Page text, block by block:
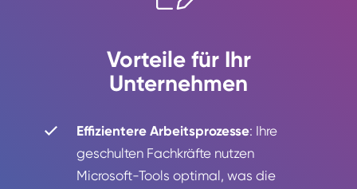
Vorteile für Ihr
Unternehmen
Effizientere Arbeitsprozesse: Ihre
geschulten Fachkräfte nutzen
Microsoft-Tools optimal, was die